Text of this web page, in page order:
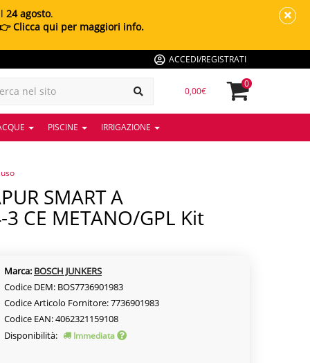
24 agosto.
Clicca qui per maggiori info.
ACCEDI/REGISTRATI
0,00€
0
PISCINE IRRIGAZIONE
CE METANO/GPL Kit
Marca: BOSCH JUNKERS
Codice DEM: BOS7736901983
Codice Articolo Fornitore: 7736901983
Codice EAN: 4062321159108
Disponibilità:
Immediata